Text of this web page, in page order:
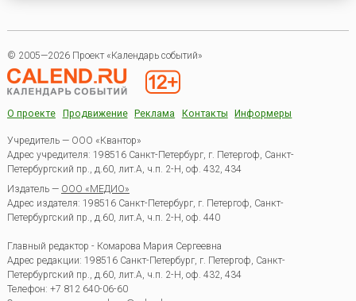
© 2005—2026 Проект «Календарь событий»
О проекте Продвижение Реклама Контакты Информеры
Учредитель — ООО «Квантор»
Адрес учредителя: 198516 Санкт-Петербург, г. Петергоф, Санкт-
Петербургский пр., д.60, лит.А, ч.п. 2-Н, оф. 432, 434
Издатель — ООО «МЕДИО»
Адрес издателя: 198516 Санкт-Петербург, г. Петергоф, Санкт-
Петербургский пр., д.60, лит.А, ч.п. 2-Н, оф. 440
Главный редактор - Комарова Мария Сергеевна
Адрес редакции: 198516 Санкт-Петербург, г. Петергоф, Санкт-
Петербургский пр., д.60, лит.А, ч.п. 2-Н, оф. 432, 434
Телефон: +7 812 640-06-60